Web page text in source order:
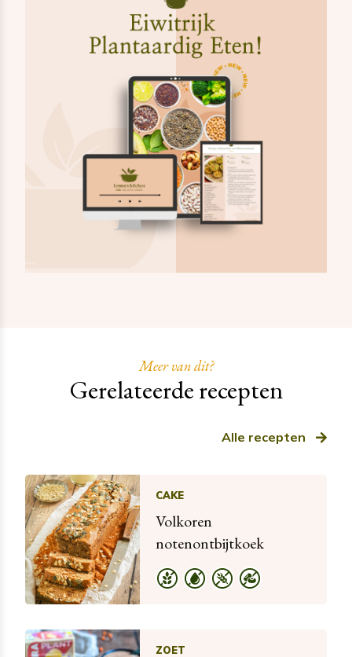
Meer van dit?
Gerelateerde recepten
Alle recepten
CAKE
Volkoren
notenontbijtkoek
ZOET